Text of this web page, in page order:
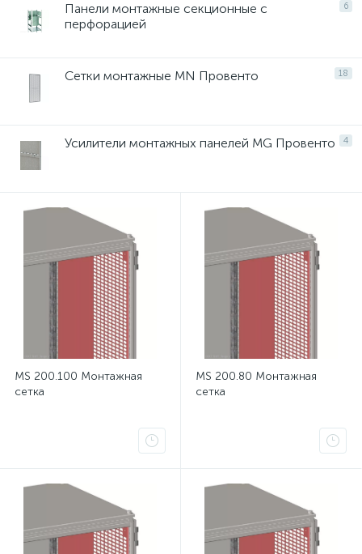
6
Панели монтажные секционные с
перфорацией
18
Сетки монтажные MN Провенто
4
Усилители монтажных панелей MG Провенто
MS 200.100 Монтажная
сетка
MS 200.80 Монтажная
сетка